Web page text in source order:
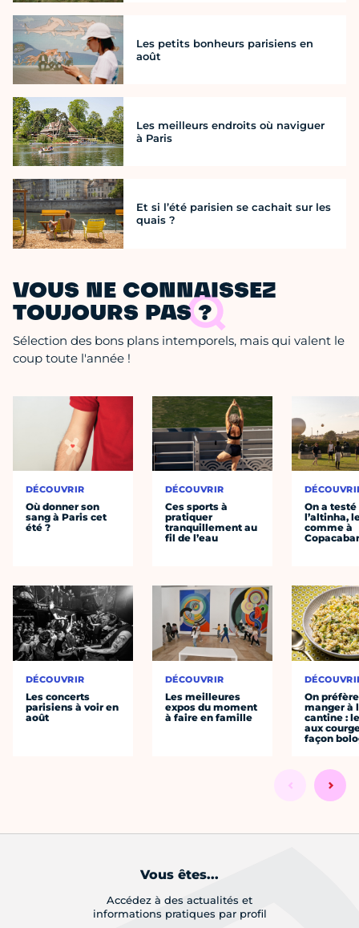
Les petits bonheurs parisiens en
août
Les meilleurs endroits où naviguer
à Paris
Et si l’été parisien se cachait sur les
quais ?
VOUS NE CONNAISSEZ
TOUJOURS PAS ?
Sélection des bons plans intemporels, mais qui valent le
coup toute l'année !
DÉCOUVRIR
Où donner son
sang à Paris cet
été ?
DÉCOUVRIR
Les concerts
parisiens à voir en
août
DÉCOUVRIR
Ces sports à
pratiquer
tranquillement au
fil de l’eau
DÉCOUVRIR
Les meilleures
expos du moment
à faire en famille
On a testé
l’altinha,
comme à
On préfère
manger à
cantine :
aux
façon
Vous êtes...
Accédez à des actualités et
informations pratiques par profil